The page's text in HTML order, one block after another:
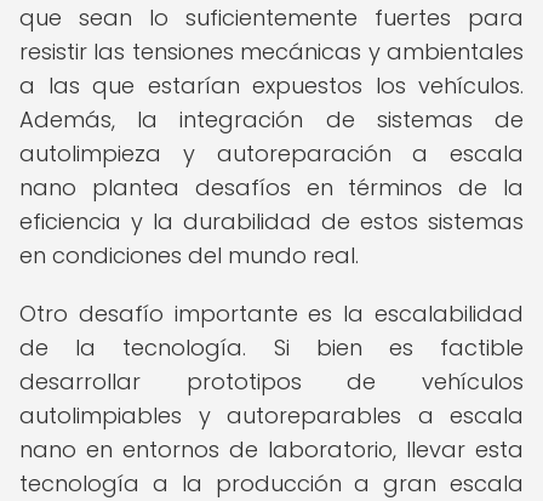
que sean lo suficientemente fuertes para
resistir las tensiones mecánicas y ambientales
a las que estarían expuestos los vehículos.
Además, la integración de sistemas de
autolimpieza y autoreparación a escala
nano plantea desafíos en términos de la
eficiencia y la durabilidad de estos sistemas
en condiciones del mundo real.
Otro desafío importante es la escalabilidad
de la tecnología. Si bien es factible
desarrollar prototipos de vehículos
autolimpiables y autoreparables a escala
nano en entornos de laboratorio, llevar esta
tecnología a la producción a gran escala